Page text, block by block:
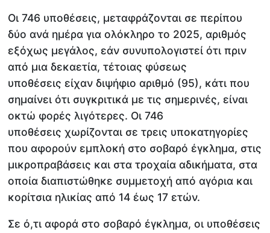
Οι 746 υποθέσεις, μεταφράζονται σε περίπου
δύο ανά ημέρα για ολόκληρο το 2025, αριθμός
εξόχως μεγάλος, εάν συνυπολογιστεί ότι πριν
από μια δεκαετία, τέτοιας φύσεως
υποθέσεις είχαν διψήφιο αριθμό (95), κάτι που
σημαίνει ότι συγκριτικά με τις σημερινές, είναι
οκτώ φορές λιγότερες. Οι 746
υποθέσεις χωρίζονται σε τρεις υποκατηγορίες
που αφορούν εμπλοκή στο σοβαρό έγκλημα, στις
μικροπραβάσεις και στα τροχαία αδικήματα, στα
οποία διαπιστώθηκε συμμετοχή από αγόρια και
κορίτσια ηλικίας από 14 έως 17 ετών.
Σε ό,τι αφορά στο σοβαρό έγκλημα, οι υποθέσεις